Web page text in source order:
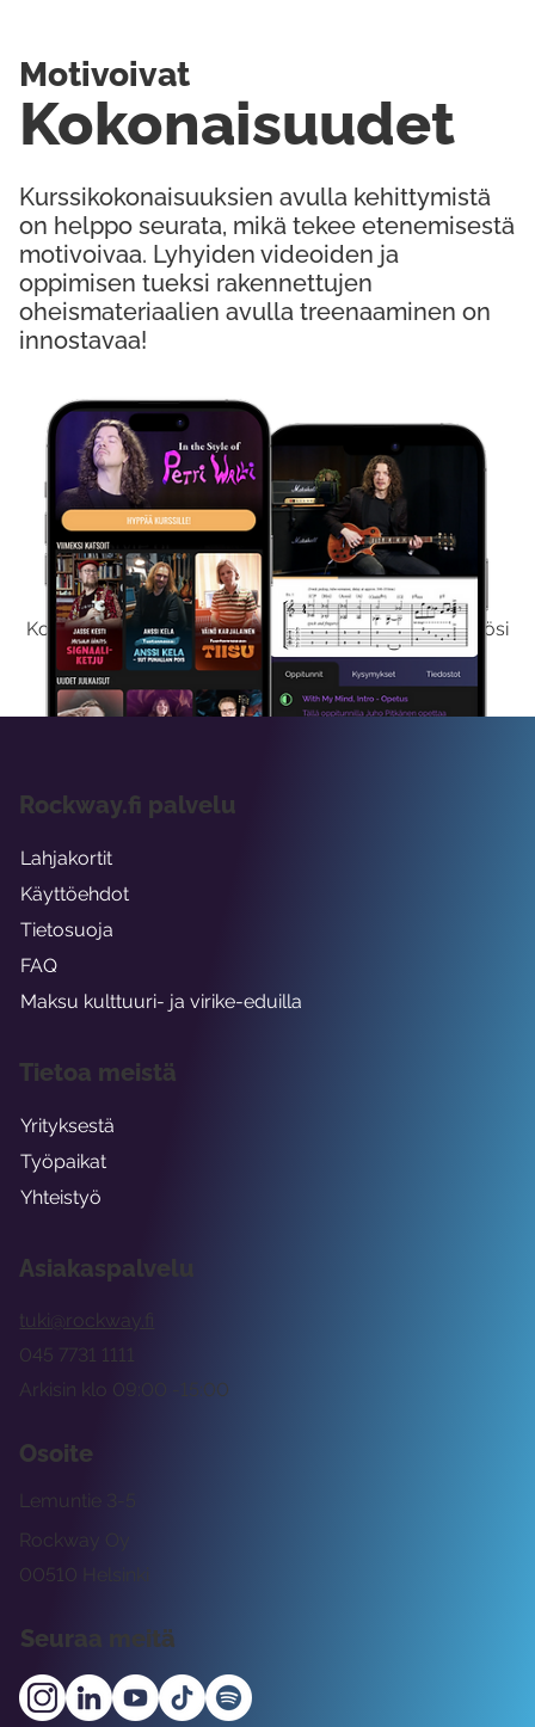
Kokeile Ilmaiseksi
Kokeilemalla ilmaiseksi saat koko sisältömme käyttöösi
viikon ajaksi.
Kurssikokonaisuuksien avulla kehittymistä
on helppo seurata, mikä tekee etenemisestä
motivoivaa. Lyhyiden videoiden ja
oppimisen tueksi rakennettujen
oheismateriaalien avulla treenaaminen on
innostavaa!
Kokonaisuudet
Motivoivat
Asiakaspalvelu
tuki@rockway.fi
Arkisin klo 09:00 -15:00
045 7731 1111
Osoite
Rockway Oy
Lemuntie 3-5
00510 Helsinki
Seuraa meitä
Rockway.fi palvelu
Lahjakortit
Käyttöehdot
Tietosuoja
FAQ
Maksu kulttuuri- ja virike-eduilla
Tietoa meistä
Yrityksestä
Työpaikat
Yhteistyö